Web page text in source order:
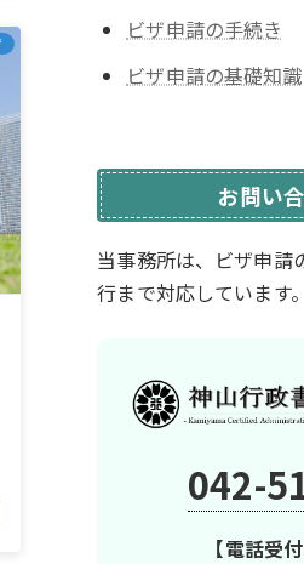
ビザ申請の手続き
ビザ申請の基礎知識
お問い
当事務所は、ビザ申請
行まで対応しています。
042-
【電話受